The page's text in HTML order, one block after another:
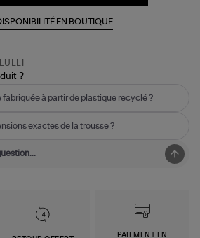
EN BOUTIQUE
?
à partir de plastique recyclé ?
exactes de la trousse ?
PAIEMENT EN